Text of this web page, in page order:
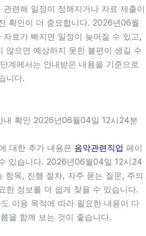
련해 일정이 정해지거나 자료 제출이
확인이 더 중요합니다. 2026년06월
료가 빠지면 일정이 늦어질 수 있고,
않으면 예상하지 못한 불편이 생길 수
계에서는 안내받은 내용을 기준으로
니다.
내 확인 2026년06월04일 12시24분
대한 추가 내용은 음악관련직업 페이
있습니다. 2026년06월04일 12시24
항목, 진행 절차, 자주 묻는 질문, 주의
한 정보를 더 쉽게 찾을 수 있습니다.
이용 목적에 따라 필요한 내용이 다
을 함께 보는 것이 좋습니다.